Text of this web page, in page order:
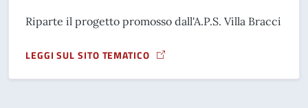
Riparte il progetto promosso dall'A.P.S. Villa Bracci
LEGGI SUL SITO TEMATICO
A PROPOSITO DI AGOSTO ANZIANI 2026